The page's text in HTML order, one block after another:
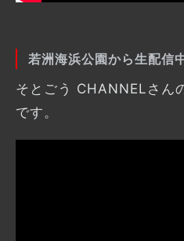
若洲海浜公園から生配信
そとごう CHANNELさん
です。